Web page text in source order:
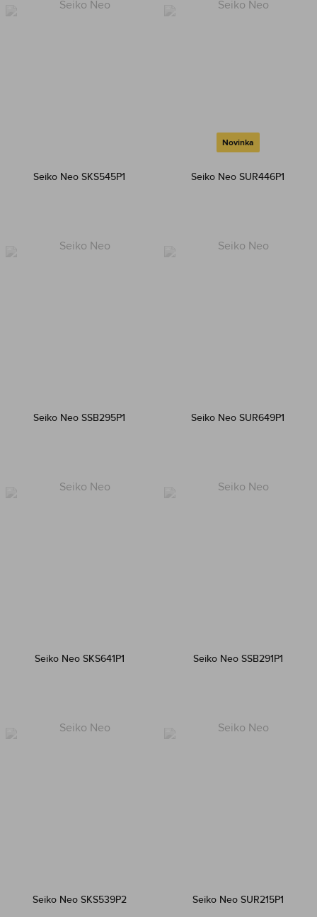
Seiko Neo SKS545P1
Novinka
Seiko Neo SUR446P1
Seiko Neo SSB295P1 Seiko Neo SUR649P1
Seiko Neo SKS641P1 Seiko Neo SSB291P1
Seiko Neo SKS539P2 Seiko Neo SUR215P1